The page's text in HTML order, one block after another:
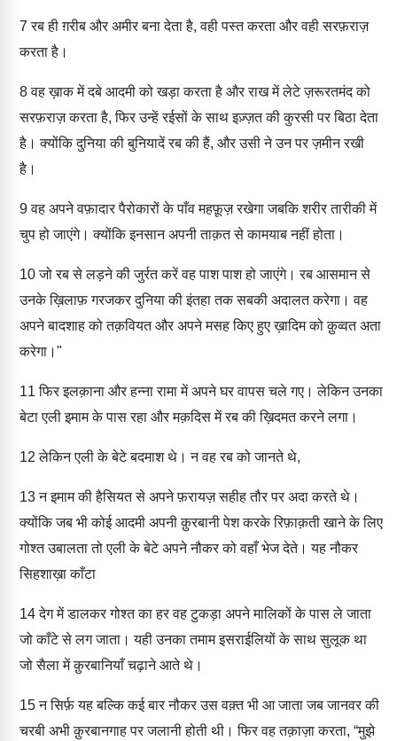
7 रब ही ग़रीब और अमीर बना देता है, वही पस्त करता और वही सरफ़राज़
करता है।
8वह ख़ाक में दबे आदमी को खड़ा करता है और राख में लेटे ज़रूरतमंद को
सरफ़राज़ करता है, फिर उन्हें रईसों के साथ इज़्ज़त की कुरसी पर बिठा देता
है। क्योंकि दुनिया की बुनियादें रब की हैं, और उसी ने उन पर ज़मीन रखी
है।
9वह अपने वफ़ादार पैरोकारों के पाँव महफ़ूज़ रखेगा जबकि शरीर तारीकी में
चुप हो जाएंगे। क्योंकि इनसान अपनी ताक़त से कामयाब नहीं होता।
10जो रब से लड़ने की जुर्रत करें वह पाश पाश हो जाएंगे। रब आसमान से
उनके ख़िलाफ़ गरजकर दुनिया की इंतहा तक सबकी अदालत करेगा। वह
अपने बादशाह को तक़वियत और अपने मसह किए हुए ख़ादिम को क़ुव्वत अता
करेगा।"
11 फिर इलक़ाना और हन्ना रामा में अपने घर वापस चले गए। लेकिन उनका
बेटा एली इमाम के पास रहा और मक़दिस में रब की ख़िदमत करने लगा।
12 लेकिन एली के बेटे बदमाश थे। न वह रब को जानते थे,
13न इमाम की हैसियत से अपने फ़रायज़ सहीह तौर पर अदा करते थे।
क्योंकि जब भी कोई आदमी अपनी क़ुरबानी पेश करके रिफ़ाक़ती खाने के लिए
गोश्त उबालता तो एली के बेटे अपने नौकर को वहाँ भेज देते। यह नौकर
सिहशाख़ा काँटा
14देग में डालकर गोश्त का हर वह टुकड़ा अपने मालिकों के पास ले जाता
जो काँटे से लग जाता। यही उनका तमाम इसराईलियों के साथ सुलूक था
जो सैला में क़ुरबानियाँ चढ़ाने आते थे।
15न सिर्फ़ यह बल्कि कई बार नौकर उस वक़्त भी आ जाता जब जानवर की
चरबी अभी क़ुरबानगाह पर जलानी होती थी। फिर वह तक़ाज़ा करता, “मुझे